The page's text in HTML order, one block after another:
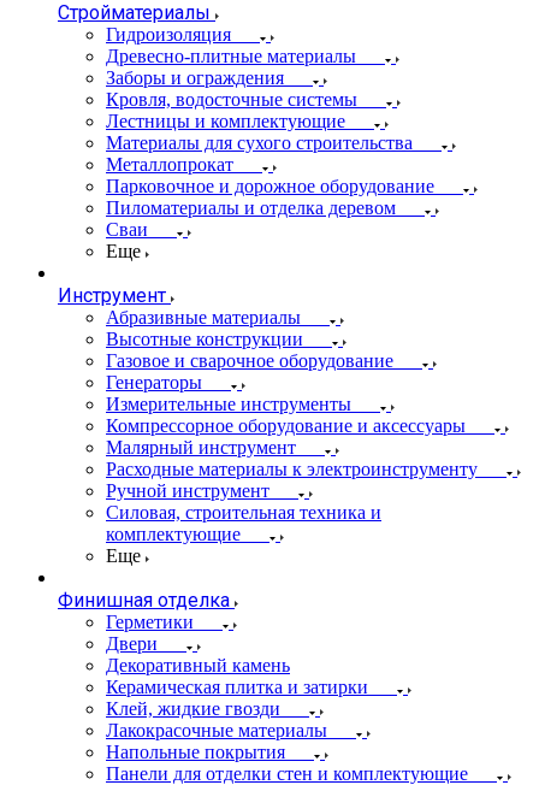
Стройматериалы
Гидроизоляция
Древесно-плитные материалы
Заборы и ограждения
Кровля, водосточные системы
Лестницы и комплектующие
Материалы для сухого строительства
Металлопрокат
Парковочное и дорожное оборудование
Пиломатериалы и отделка деревом
Сваи
Еще
Инструмент
Абразивные материалы
Высотные конструкции
Газовое и сварочное оборудование
Генераторы
Измерительные инструменты
Компрессорное оборудование и аксессуары
Малярный инструмент
Расходные материалы к электроинструменту
Ручной инструмент
Силовая, строительная техника и
комплектующие
Еще
Финишная отделка
Герметики
Двери
Декоративный камень
Керамическая плитка и затирки
Клей, жидкие гвозди
Лакокрасочные материалы
Напольные покрытия
Панели для отделки стен и комплектующие